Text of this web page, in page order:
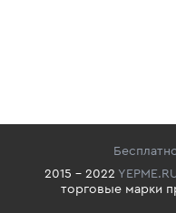
2015 - 2022
торговые марки